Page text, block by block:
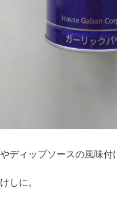
ディップソースの風味付
しに。